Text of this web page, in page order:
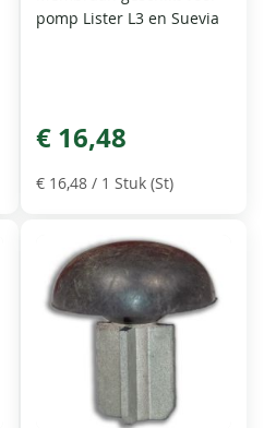
pomp Lister L3 en Suevia
€ 16,48
€ 16,48 / 1 Stuk (St)